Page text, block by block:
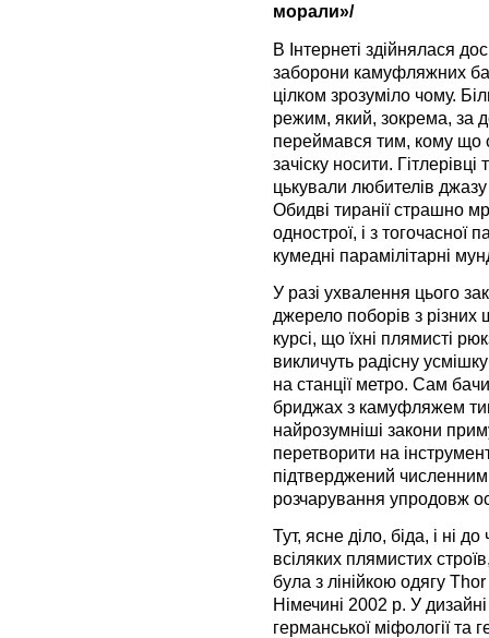
морали»/
В Інтернеті здійнялася
заборони камуфляжних
цілком зрозуміло чому.
режим, який, зокрема, за
переймався тим, кому що
зачіску носити.
цькували любителів
Обидві тиранії страшно
однострої, і з тогочасної
кумедні парамілітарні
У разі ухвалення цього
джерело поборів з різних
курсі, що їхні плямисті
викличуть радісну
на станції метро. Сам
бриджах з камуфляжем
найрозумніші закони
перетворити на
підтверджений
розчарування упродовж
Тут, ясне діло, біда, і ні
всіляких плямистих
була з лінійкою одягу
Німечині 2002 р. У
германської міфології та